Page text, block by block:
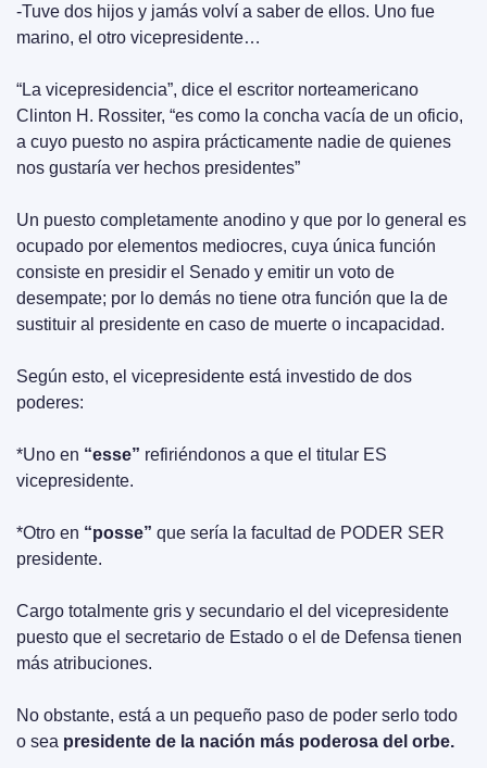
-Tuve dos hijos y jamás volví a saber de ellos. Uno fue
marino, el otro vicepresidente…
“La vicepresidencia”, dice el escritor norteamericano
Clinton H. Rossiter, “es como la concha vacía de un oficio,
a cuyo puesto no aspira prácticamente nadie de quienes
nos gustaría ver hechos presidentes”
Un puesto completamente anodino y que por lo general es
ocupado por elementos mediocres, cuya única función
consiste en presidir el Senado y emitir un voto de
desempate; por lo demás no tiene otra función que la de
sustituir al presidente en caso de muerte o incapacidad.
Según esto, el vicepresidente está investido de dos
poderes:
*Uno en “esse” refiriéndonos a que el titular ES
vicepresidente.
*Otro en “posse” que sería la facultad de PODER SER
presidente.
Cargo totalmente gris y secundario el del vicepresidente
puesto que el secretario de Estado o el de Defensa tienen
más atribuciones.
No obstante, está a un pequeño paso de poder serlo todo
o sea presidente de la nación más poderosa del orbe.